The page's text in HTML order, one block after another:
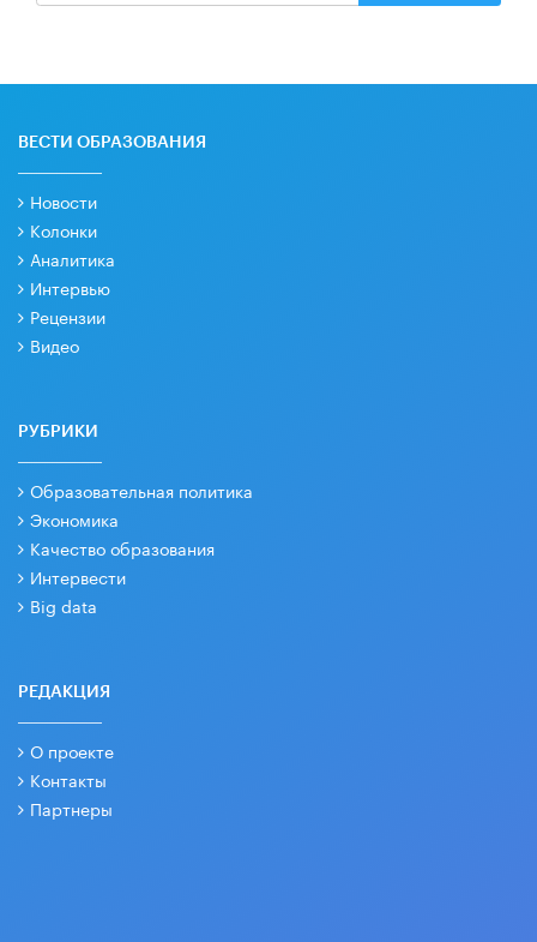
ВЕСТИ ОБРАЗОВАНИЯ
Новости
Колонки
Аналитика
Интервью
Рецензии
Видео
РУБРИКИ
Образовательная политика
Экономика
Качество образования
Интервести
Big data
РЕДАКЦИЯ
О проекте
Контакты
Партнеры